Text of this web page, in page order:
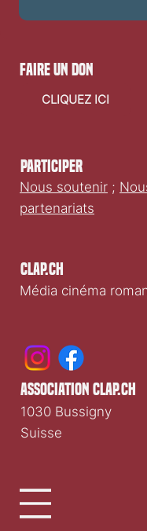
Clap.ch
Média cinéma
Participer
Nous soutenir ;
partenariats
faire un don
CLIQUEZ ICI
association clap.ch
1030 Bussigny
Suisse